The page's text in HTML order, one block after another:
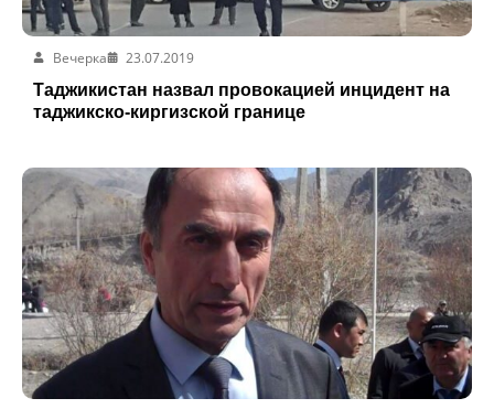
Вечерка
23.07.2019
Таджикистан назвал провокацией инцидент на
таджикско-киргизской границе